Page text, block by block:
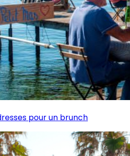
pour un brunch